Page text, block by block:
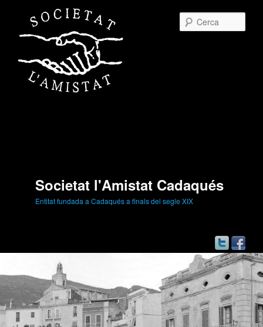
Societat l'Amistat Cadaqués
Entitat fundada a Cadaqués a finals del segle XIX